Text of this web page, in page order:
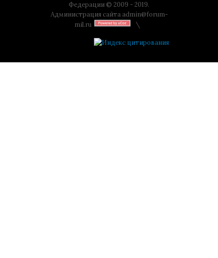
Федерации © 2009 - 2019.
Администрация сайта admin@forum-
mil.ru